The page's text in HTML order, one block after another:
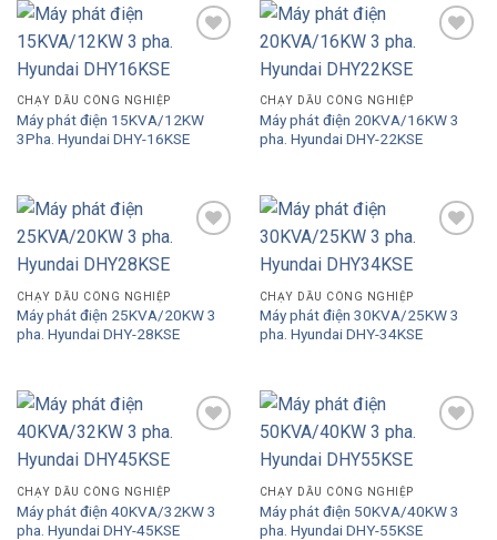
CHẠY DẦU CÔNG NGHIỆP
Máy phát điện 15KVA/12KW
3Pha. Hyundai DHY-16KSE
CHẠY DẦU CÔNG NGHIỆP
Máy phát điện 20KVA/16KW 3
pha. Hyundai DHY-22KSE
CHẠY DẦU CÔNG NGHIỆP
Máy phát điện 25KVA/20KW 3
pha. Hyundai DHY-28KSE
CHẠY DẦU CÔNG NGHIỆP
Máy phát điện 30KVA/25KW 3
pha. Hyundai DHY-34KSE
CHẠY DẦU CÔNG NGHIỆP
Máy phát điện 40KVA/32KW 3
pha. Hyundai DHY-45KSE
CHẠY DẦU CÔNG NGHIỆP
Máy phát điện 50KVA/40KW 3
pha. Hyundai DHY-55KSE